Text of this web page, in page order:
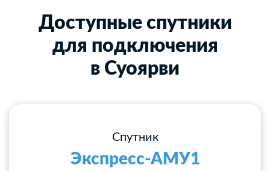
Доступные спутники
для подключения
в Суоярви
Спутник
Экспресс-АМУ1